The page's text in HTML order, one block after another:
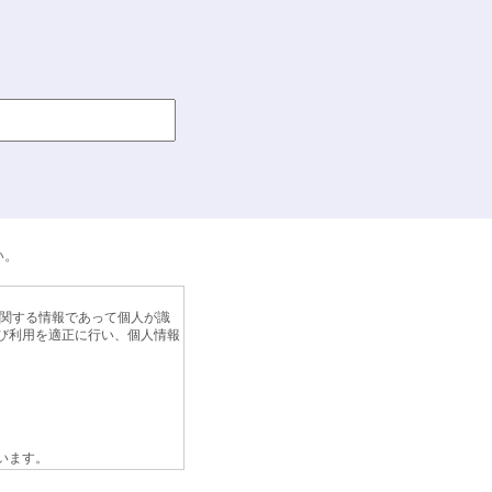
する情報であって個人が識
利用を適正に行い、個人情報
す。